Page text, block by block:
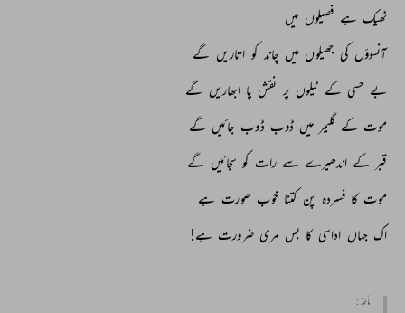
ٹھیک ہے فصیلوں میں
آنسوؤں کی جھیلوں میں چاند کو اتاریں گے
بے حسی کے ٹیلوں پر نقش پا ابھاریں گے
موت کے گلیمر میں ڈوب ڈوب جائیں گے
قبر کے اندھیرے سے رات کو سجائیں گے
موت کا فسردہ پن کتنا خوب صورت ہے
اک جہاں اداسی کا بس مری ضرورت ہے!
مأخذ :